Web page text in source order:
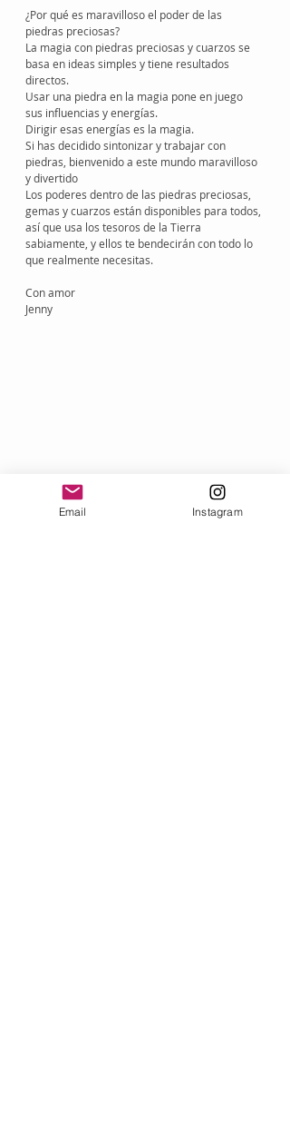
¿Por qué es maravilloso el poder de las
piedras preciosas?
La magia con piedras preciosas y cuarzos se
basa en ideas simples y tiene resultados
directos.
Usar una piedra en la magia pone en juego
sus influencias y energías.
Dirigir esas energías es la magia.
Si has decidido sintonizar y trabajar con
piedras, bienvenido a este mundo maravilloso
y divertido
Los poderes dentro de las piedras preciosas,
gemas y cuarzos están disponibles para todos,
así que usa los tesoros de la Tierra
sabiamente, y ellos te bendecirán con todo lo
que realmente necesitas.
Con amor
Jenny
Email Instagram